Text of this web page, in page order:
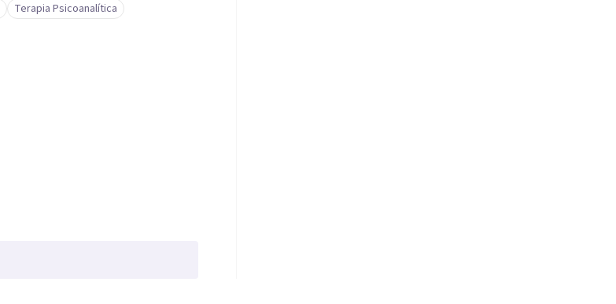
Terapia Psicoanalítica